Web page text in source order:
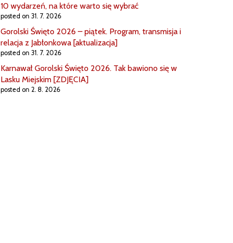
10 wydarzeń, na które warto się wybrać
posted on 31. 7. 2026
Gorolski Święto 2026 – piątek. Program, transmisja i
relacja z Jabłonkowa [aktualizacja]
posted on 31. 7. 2026
Karnawał Gorolski Święto 2026. Tak bawiono się w
Lasku Miejskim [ZDJĘCIA]
posted on 2. 8. 2026